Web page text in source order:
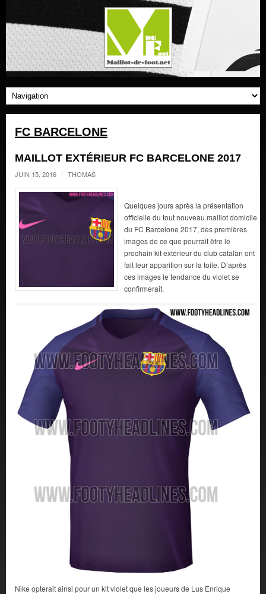
FC BARCELONE
MAILLOT EXTÉRIEUR FC BARCELONE 2017
JUIN 15, 2016 THOMAS
Quelques jours après la présentation
officielle du tout nouveau maillot domicile
du FC Barcelone 2017, des premières
images de ce que pourrait être le
prochain kit extérieur du club catalan ont
fait leur apparition sur la toile. D’après
ces images le tendance du violet se
confirmerait.
Nike opterait ainsi pour un kit violet que les joueurs de Lus Enrique